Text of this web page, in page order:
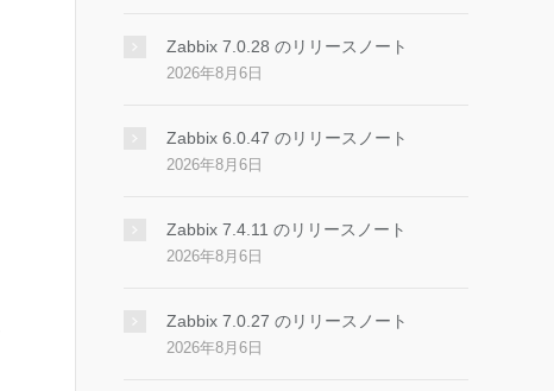
Zabbix 7.0.28 のリリースノート
2026年8月6日
Zabbix 6.0.47 のリリースノート
2026年8月6日
Zabbix 7.4.11 のリリースノート
2026年8月6日
Zabbix 7.0.27 のリリースノート
2026年8月6日